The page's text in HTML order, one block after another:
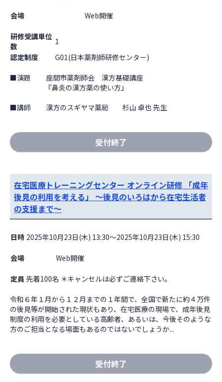
会場
研修受講単位
数
1
認定制度
G01(日本薬剤師研修センター)
■演題　　 座間市薬剤師会　漢方基礎講座
『鼻炎の漢方薬の使い方』
■講師　　 漢方のスギヤマ薬局　　杉山 卓也 先生
受付終了
在宅医療トレーニングセンター オンライン研修 「成年
後見の利用を考える」 ～後見のいろはから在宅生活者
の支援まで～
日時 2025年10月23日(木) 13:30～2025年10月23日(木) 15:30
会場
定員 先着100名 ＊キャンセルは必ずご連絡下さい。
令和６年１月から１２月までの１年間で、全国で新たに約４万件
の後見等が開始された現状もあり、在宅医療の現場で、成年後見
制度の利用を必要としている高齢者、あるいは、今後そのような
方のご担当となる場面もあるのではないでしょうか...
受付終了